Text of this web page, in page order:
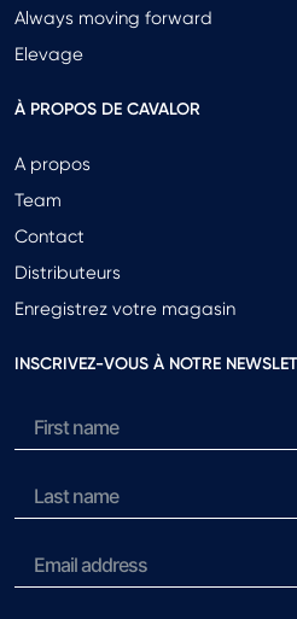
Always moving forward
Elevage
À PROPOS DE CAVALOR
A propos
Team
Contact
Distributeurs
Enregistrez votre magasin
INSCRIVEZ-VOUS À NOTRE